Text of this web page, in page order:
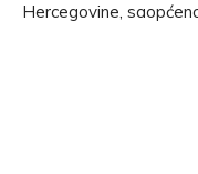
Hercegovine,